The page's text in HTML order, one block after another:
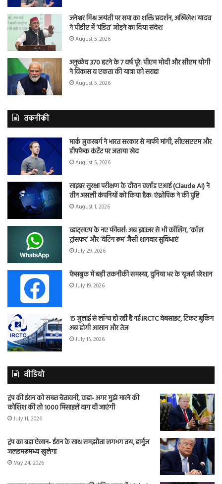
जनेश्वर मिश्र जयंती पर सपा का शक्ति प्रदर्शन, अखिलेश यादव
ने पीडीए में ‘पंडित’ जोड़ने का दिया संदेश
August 5, 2026
अनुच्छेद 370 हटने के 7 वर्ष पूरे: पीएम मोदी और सीएम योगी
ने विकास व एकता की यात्रा को सराहा
August 5, 2026
तकनीकी
मार्क जुकरबर्ग ने भारत सरकार से माफी मांगी, सीएसएएम और
डीपफेक कंटेंट पर जताया खेद
August 5, 2026
साइबर सुरक्षा परीक्षण के दौरान क्लॉड एआई (Claude AI) ने
तीन असली कंपनियों को किया हैक: एंथ्रोपिक ने की पुष्टि
August 1, 2026
व्हाट्सएप के नए फीचर्स: अब ब्राउजर से भी कॉलिंग, ‘कॉल
ट्रांसफर’ और ‘वेटिंग रूम’ जैसी शानदार सुविधाएं
July 29, 2026
फेसबुक में बड़ी तकनीकी समस्या, दुनिया भर के यूजर्स परेशान
July 19, 2026
15 जुलाई से लॉन्च हो रही है नई IRCTC वेबसाइट, टिकट बुकिंग
अब होगी आसान और तेज
July 15, 2026
वीडियो
ट्रंप की ईरान को सख्त चेतावनी, कहा- अगर मुझे मारने की
कोशिश की तो 1000 मिसाइलें दाग दी जाएंगी
July 11, 2026
ट्रंप का बड़ा ऐलान- ईरान के साथ समझौता लगभग तय, हार्मुज
जलडमरूमध्य खुलेगा
May 24, 2026